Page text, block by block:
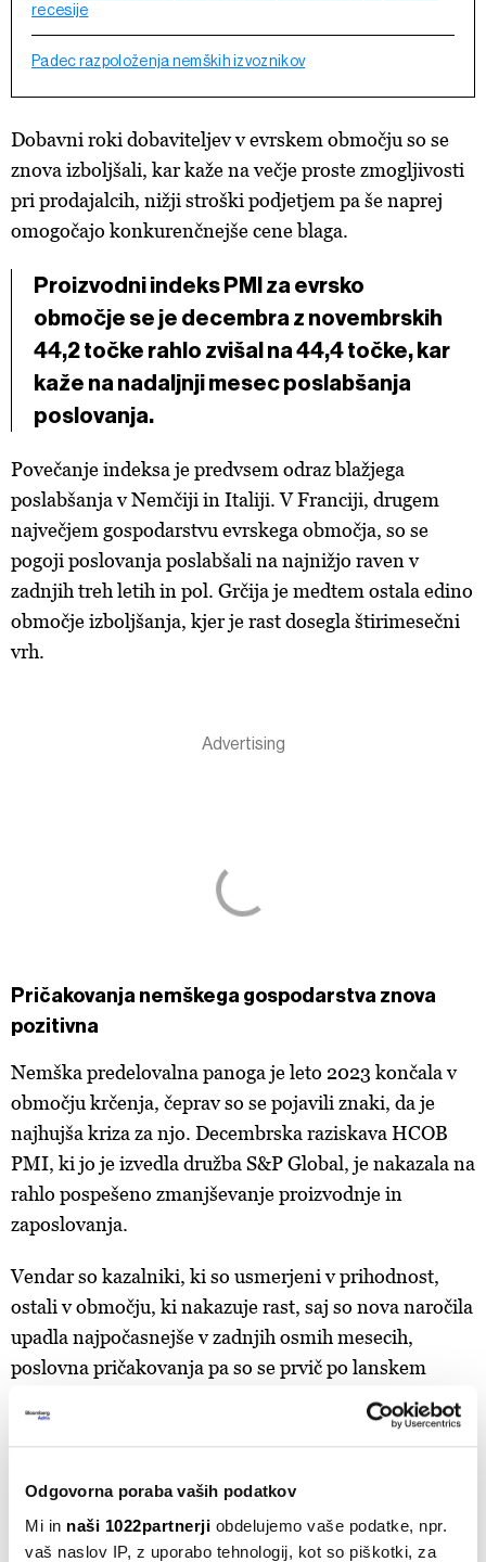
Odgovorna poraba vaših podatkov
Mi in naši 1022partnerji obdelujemo vaše podatke, npr.
vaš naslov IP, z uporabo tehnologij, kot so piškotki, za
recesije
Padec razpoloženja nemških izvoznikov
Dobavni roki dobaviteljev v evrskem območju so se
znova izboljšali, kar kaže na večje proste zmogljivosti
pri prodajalcih, nižji stroški podjetjem pa še naprej
omogočajo konkurenčnejše cene blaga.
Proizvodni indeks PMI za evrsko
območje se je decembra z novembrskih
44,2 točke rahlo zvišal na 44,4 točke, kar
kaže na nadaljnji mesec poslabšanja
poslovanja.
Povečanje indeksa je predvsem odraz blažjega
poslabšanja v Nemčiji in Italiji. V Franciji, drugem
največjem gospodarstvu evrskega območja, so se
pogoji poslovanja poslabšali na najnižjo raven v
zadnjih treh letih in pol. Grčija je medtem ostala edino
območje izboljšanja, kjer je rast dosegla štirimesečni
vrh.
Pričakovanja nemškega gospodarstva znova
pozitivna
Nemška predelovalna panoga je leto 2023 končala v
območju krčenja, čeprav so se pojavili znaki, da je
najhujša kriza za njo. Decembrska raziskava HCOB
PMI, ki jo je izvedla družba S&P Global, je nakazala na
rahlo pospešeno zmanjševanje proizvodnje in
zaposlovanja.
Vendar so kazalniki, ki so usmerjeni v prihodnost,
ostali v območju, ki nakazuje rast, saj so nova naročila
upadla najpočasnejše v zadnjih osmih mesecih,
poslovna pričakovanja pa so se prvič po lanskem
INDEKS PMI PMI INDEKS